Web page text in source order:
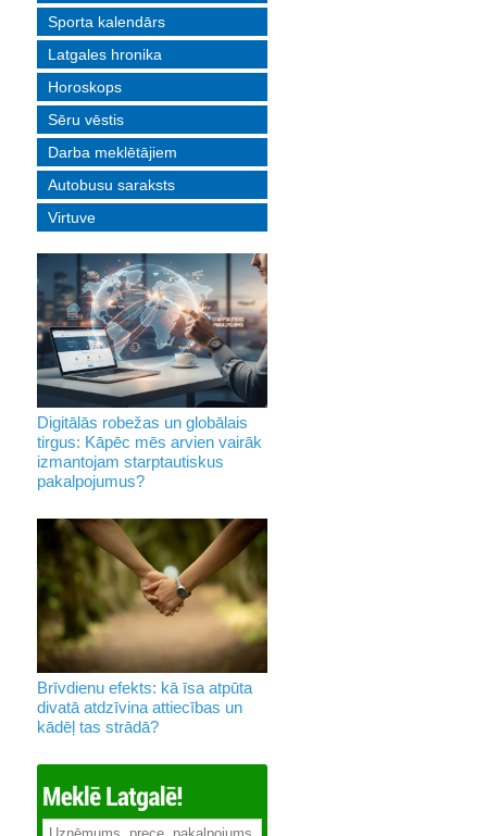
Sporta kalendārs
Latgales hronika
Horoskops
Sēru vēstis
Darba meklētājiem
Autobusu saraksts
Virtuve
Digitālās robežas un globālais
tirgus: Kāpēc mēs arvien vairāk
izmantojam starptautiskus
pakalpojumus?
Brīvdienu efekts: kā īsa atpūta
divatā atdzīvina attiecības un
kādēļ tas strādā?